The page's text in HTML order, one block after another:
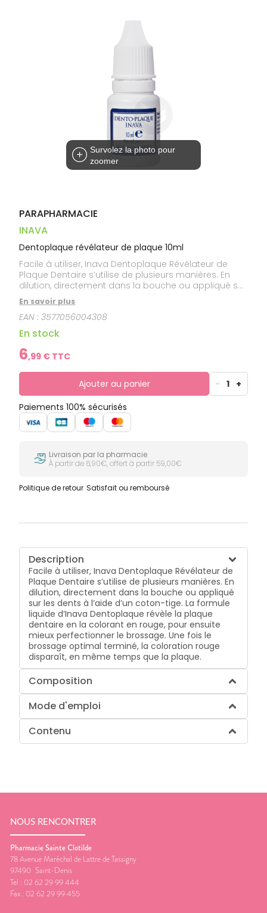
Survolez la photo pour
zoomer
PARAPHARMACIE
INAVA
Dentoplaque révélateur de plaque 10ml
Facile à utiliser, Inava Dentoplaque Révélateur de
Plaque Dentaire s’utilise de plusieurs manières. En
dilution, directement dans la bouche ou appliqué sur
les dents à l’aide d’un coton-tige. La formule liquide
d’Inava Dentoplaque révèle la plaque dentaire en la
colorant en rouge, pour ensuite mieux perfectionner
le brossage. Une fois le brossage optimal terminé, la
coloration rouge disparaît, en même temps que la
plaque.
En savoir plus
EAN :3577056004308
En stock
6,99 € TTC
Ajouter au panier - 1 +
Paiements 100% sécurisés
Livraison par la pharmacie
À partir de 6,90€, offert à partir 59,00€
Politique de retour Satisfait ou remboursé
Description
Facile à utiliser, Inava Dentoplaque Révélateur de
Plaque Dentaire s’utilise de plusieurs manières. En
dilution, directement dans la bouche ou appliqué
sur les dents à l’aide d’un coton-tige. La formule
liquide d’Inava Dentoplaque révèle la plaque
dentaire en la colorant en rouge, pour ensuite
mieux perfectionner le brossage. Une fois le
brossage optimal terminé, la coloration rouge
disparaît, en même temps que la plaque.
Composition
Mode d'emploi
Contenu
NOUS RENCONTRER
Pharmacie Sainte Clotilde
78 Avenue Maréchal de Lattre de Tassigny
97490 Saint-Denis
Tel : 02 62 29 99 444
Fax : 02 62 29 99 455